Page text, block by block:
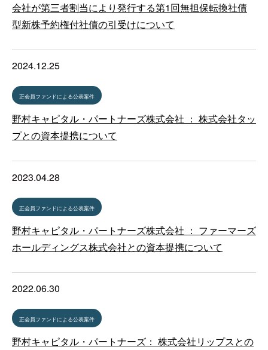
会社が第三者割当により発行する第1回無担保転換社債
型新株予約権付社債の引受けについて
2024.12.25
正会員ファンドによる公表案件
野村キャピタル・パートナーズ株式会社 ： 株式会社タッ
プとの資本提携について
2023.04.28
正会員ファンドによる公表案件
野村キャピタル・パートナーズ株式会社 ： ファーマーズ
ホールディングス株式会社との資本提携について
2022.06.30
正会員ファンドによる公表案件
野村キャピタル・パートナーズ： 株式会社リップスとの